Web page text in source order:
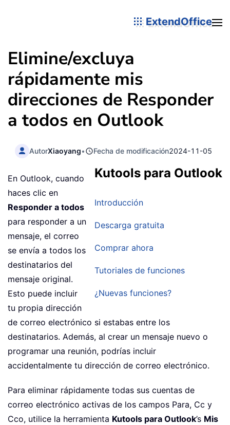
ExtendOffice
Elimine/excluya
rápidamente mis
direcciones de Responder
a todos en Outlook
AutorXiaoyang• Fecha de modificación2024-11-05
Kutools para Outlook
Introducción
Descarga gratuita
Comprar ahora
Tutoriales de funciones
¿Nuevas funciones?
En Outlook, cuando
haces clic en
Responder a todos
para responder a un
mensaje, el correo
se envía a todos los
destinatarios del
mensaje original.
Esto puede incluir
tu propia dirección
de correo electrónico si estabas entre los
destinatarios. Además, al crear un mensaje nuevo o
programar una reunión, podrías incluir
accidentalmente tu dirección de correo electrónico.
Para eliminar rápidamente todas sus cuentas de
correo electrónico activas de los campos Para, Cc y
Cco, utilice la herramienta Kutools para Outlook’s Mis